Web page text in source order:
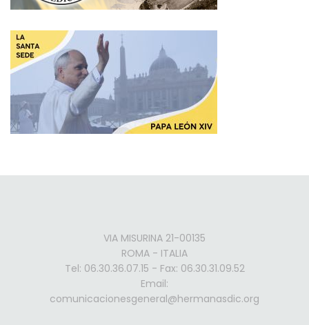
VIA MISURINA 21-00135
ROMA - ITALIA
Tel: 06.30.36.07.15 - Fax: 06.30.31.09.52
Email:
comunicacionesgeneral@hermanasdic.org